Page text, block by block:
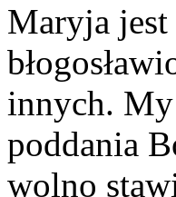
Maryja
innych.
poddania
wolno